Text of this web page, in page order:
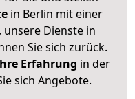
in Berlin mit einer
, unsere Dienste in
Sie sich zurück.
Erfahrung in der
sich Angebote.